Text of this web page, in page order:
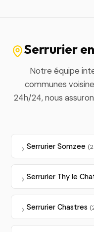
Serrurier
Notre équipe
communes
24h/24, nous
Serrurier Somzee
Serrurier Thy le
Serrurier Chastres